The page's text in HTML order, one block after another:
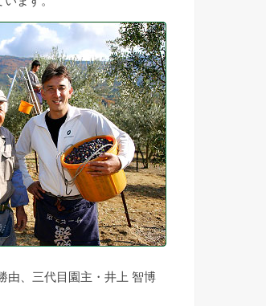
由、三代目園主・井上 智博